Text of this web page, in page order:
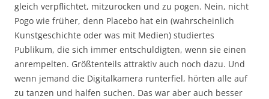
gleich verpflichtet, mitzurocken und zu pogen. Nein, nicht
Pogo wie früher, denn Placebo hat ein (wahrscheinlich
Kunstgeschichte oder was mit Medien) studiertes
Publikum, die sich immer entschuldigten, wenn sie einen
anrempelten. Größtenteils attraktiv auch noch dazu. Und
wenn jemand die Digitalkamera runterfiel, hörten alle auf
zu tanzen und halfen suchen. Das war aber auch besser